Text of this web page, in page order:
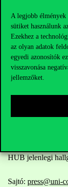
A legjobb élmények
sütiket használunk
Ezekhez a
az olyan adatok
egyedi azonosítók
visszavonása
jellemzőket.
Elérhetőségek
Kérdésed van a
HUB jelenlegi
Sajtó: press@uni-